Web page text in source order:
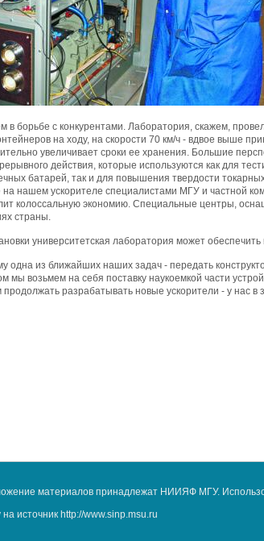
в борьбе с конкурентами. Лаборатория, скажем,
на ходу, на скорости 70 км/ч - вдвое выше
увеличивает сроки ее хранения. Большие
действия, которые используются как для
батарей, так и для повышения твердости
нашем ускорителе специалистами МГУ и частной
колоссальную экономию. Специальные центры,
страны.
университетская лаборатория может
одна из ближайших наших задач - передать
мы возьмем на себя поставку наукоемкой части
разрабатывать новые ускорители - у нас в
материалов принадлежат НИИЯФ МГУ.
источник http://www.sinp.msu.ru